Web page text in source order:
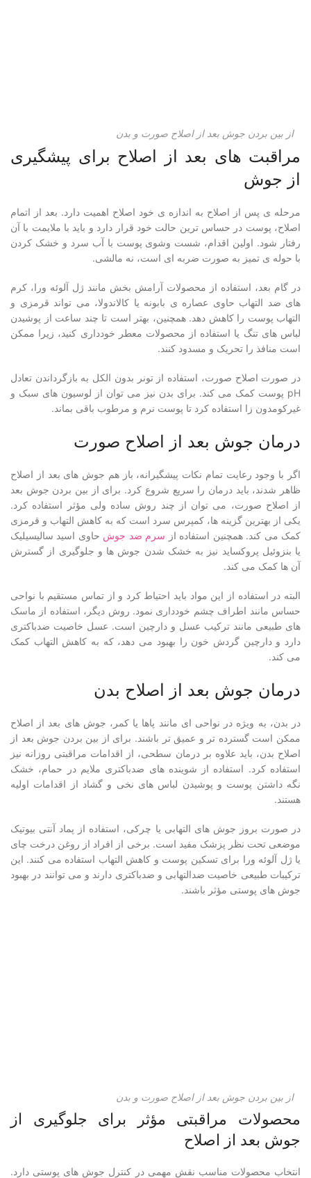
از بین بردن جوش بعد از اصلاح صورت و بدن
مراقبت های بعد از اصلاح برای پیشگیری
از جوش
مرحله ی پس از اصلاح به اندازه ی خود اصلاح اهمیت دارد. بعد از اتمام
اصلاح، پوست در حساس ترین حالت خود قرار دارد و باید با ملایمت با آن
رفتار شود. اولین اقدام، شست وشوی پوست با آب سرد و خشک کردن
با حوله ی تمیز به صورت ضربه ای است، نه مالشی.
در گام بعد، استفاده از محصولات آرامش بخش مانند ژل آلوئه ورا، کرم
های ضد التهاب حاوی عصاره ی بابونه یا کالاندولا، می تواند قرمزی و
التهاب پوست را کاهش دهد. همچنین، بهتر است تا چند ساعت از پوشیدن
لباس های تنگ یا استفاده از محصولات معطر خودداری کنید، زیرا ممکن
است منافذ را تحریک و مسدود کنند.
در صورت اصلاح صورت، استفاده از تونر بدون الکل به بازگرداندن تعادل
pH پوست کمک می کند. برای بدن نیز می توان از لوسیون های سبک و
غیرکومدون زا استفاده کرد تا پوست نرم و مرطوب باقی بماند.
درمان جوش بعد از اصلاح صورت
اگر با وجود رعایت تمام نکات پیشگیرانه، باز هم جوش های بعد از اصلاح
ظاهر شدند، باید درمان را سریع شروع کرد. برای از بین بردن جوش بعد
از اصلاح صورت، می توان از چند روش ساده ولی مؤثر استفاده کرد.
یکی از بهترین گزینه ها، کمپرس سرد است که به کاهش التهاب و قرمزی
کمک می کند. همچنین استفاده از سرم ضد جوش حاوی اسید سالیسیلیک
یا بنزوئیل پروکساید نیز به خشک شدن جوش ها و جلوگیری از گسترش
آن ها کمک می کند.
البته در استفاده از این مواد باید احتیاط کرد و از تماس مستقیم با نواحی
حساس مانند اطراف چشم خودداری نمود. روش دیگر، استفاده از ماسک
های طبیعی مانند ترکیب عسل و دارچین است. عسل خاصیت ضدباکتری
دارد و دارچین گردش خون را بهبود می دهد، که به کاهش التهاب کمک
می کند.
درمان جوش بعد از اصلاح بدن
در بدن، به ویژه در نواحی ای مانند پاها یا کمر، جوش های بعد از اصلاح
ممکن است گسترده تر و عمیق تر باشند. برای از بین بردن جوش بعد از
اصلاح بدن، باید علاوه بر درمان سطحی، از اقدامات مراقبتی روزانه نیز
استفاده کرد. استفاده از شوینده های ضدباکتری ملایم در حمام، خشک
نگه داشتن پوست و پوشیدن لباس های نخی و گشاد از اقدامات اولیه
هستند.
در صورت بروز جوش های التهابی یا چرکی، استفاده از پماد آنتی بیوتیک
موضعی تحت نظر پزشک مفید است. برخی از افراد از روغن درخت چای
یا ژل آلوئه ورا برای تسکین پوست و کاهش التهاب استفاده می کنند. این
ترکیبات طبیعی خاصیت ضدالتهابی و ضدباکتری دارند و می توانند در بهبود
جوش های پوستی مؤثر باشند.
از بین بردن جوش بعد از اصلاح صورت و بدن
محصولات مراقبتی مؤثر برای جلوگیری از
جوش بعد از اصلاح
انتخاب محصولات مناسب نقش مهمی در کنترل جوش های پوستی دارد.